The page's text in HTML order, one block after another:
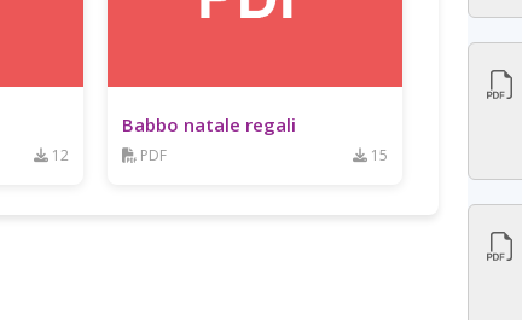
12
Babbo natale regali
PDF 15